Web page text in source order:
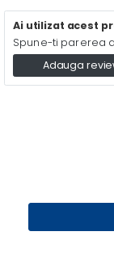
Ai utilizat acest
Spune-ti parerea
Adauga